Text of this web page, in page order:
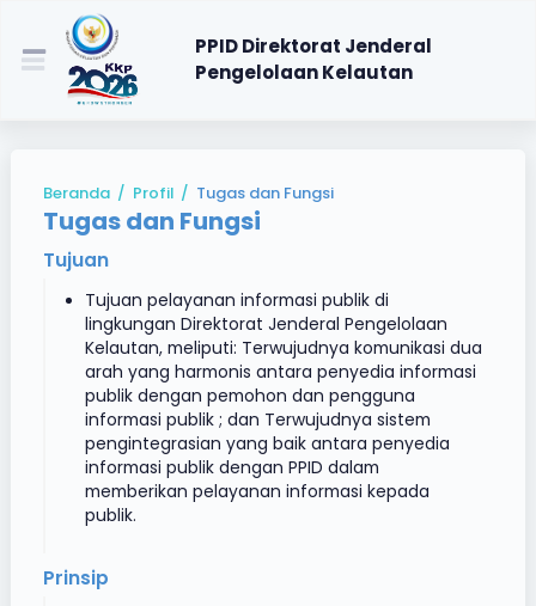
PPID Direktorat Jenderal
Pengelolaan Kelautan
Beranda / Profil / Tugas dan Fungsi
Tugas dan Fungsi
Tujuan
Tujuan pelayanan informasi publik di
lingkungan Direktorat Jenderal Pengelolaan
Kelautan, meliputi: Terwujudnya komunikasi dua
arah yang harmonis antara penyedia informasi
publik dengan pemohon dan pengguna
informasi publik ; dan Terwujudnya sistem
pengintegrasian yang baik antara penyedia
informasi publik dengan PPID dalam
memberikan pelayanan informasi kepada
publik.
Prinsip